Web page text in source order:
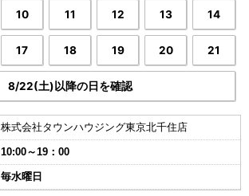
10 11 12 13 14
17 18 19 20 21
8/22(土)以降の日を確認
株式会社タウンハウジング東京北千住店
10:00～19：00
毎水曜日